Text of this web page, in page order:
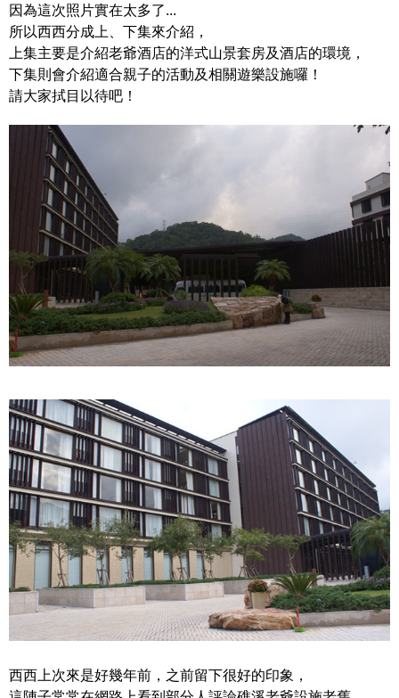
因為這次照片實在太多了...
所以西西分成上、下集來介紹，
上集主要是介紹老爺酒店的洋式山景套房及酒店的環境，
下集則會介紹適合親子的活動及相關遊樂設施囉！
請大家拭目以待吧！
西西上次來是好幾年前，之前留下很好的印象，